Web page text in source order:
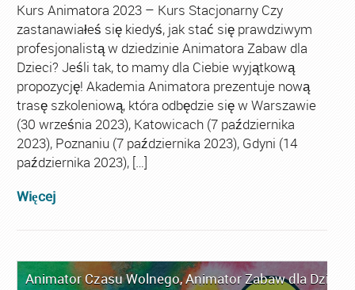
Kurs Animatora 2023 – Kurs Stacjonarny Czy
zastanawiałeś się kiedyś, jak stać się prawdziwym
profesjonalistą w dziedzinie Animatora Zabaw dla
Dzieci? Jeśli tak, to mamy dla Ciebie wyjątkową
propozycję! Akademia Animatora prezentuje nową
trasę szkoleniową, która odbędzie się w Warszawie
(30 września 2023), Katowicach (7 października
2023), Poznaniu (7 października 2023), Gdyni (14
października 2023), […]
Więcej
Animator Czasu Wolnego,Animator Zabaw dla Dzieci